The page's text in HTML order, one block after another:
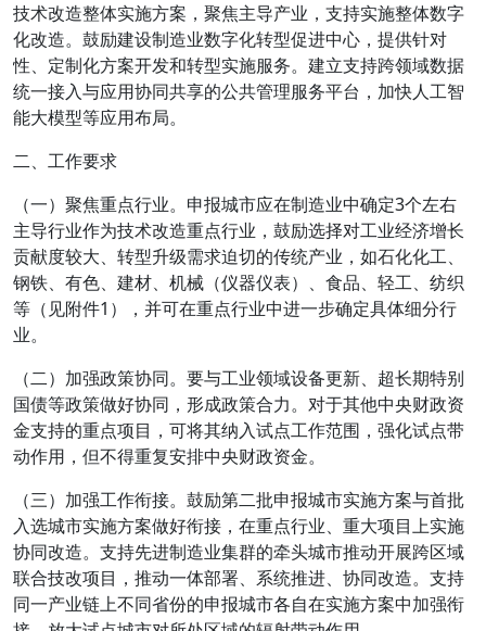
技术改造整体实施方案，聚焦主导产业，支持实施整体数字
化改造。鼓励建设制造业数字化转型促进中心，提供针对
性、定制化方案开发和转型实施服务。建立支持跨领域数据
统一接入与应用协同共享的公共管理服务平台，加快人工智
能大模型等应用布局。
二、工作要求
（一）聚焦重点行业。申报城市应在制造业中确定3个左右
主导行业作为技术改造重点行业，鼓励选择对工业经济增长
贡献度较大、转型升级需求迫切的传统产业，如石化化工、
钢铁、有色、建材、机械（仪器仪表）、食品、轻工、纺织
等（见附件1），并可在重点行业中进一步确定具体细分行
业。
（二）加强政策协同。要与工业领域设备更新、超长期特别
国债等政策做好协同，形成政策合力。对于其他中央财政资
金支持的重点项目，可将其纳入试点工作范围，强化试点带
动作用，但不得重复安排中央财政资金。
（三）加强工作衔接。鼓励第二批申报城市实施方案与首批
入选城市实施方案做好衔接，在重点行业、重大项目上实施
协同改造。支持先进制造业集群的牵头城市推动开展跨区域
联合技改项目，推动一体部署、系统推进、协同改造。支持
同一产业链上不同省份的申报城市各自在实施方案中加强衔